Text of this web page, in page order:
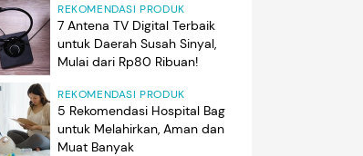
REKOMENDASI PRODUK
7 Antena TV Digital Terbaik
untuk Daerah Susah Sinyal,
Mulai dari Rp80 Ribuan!
REKOMENDASI PRODUK
5 Rekomendasi Hospital Bag
untuk Melahirkan, Aman dan
Muat Banyak